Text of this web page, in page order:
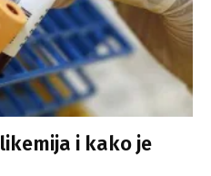
i kako je